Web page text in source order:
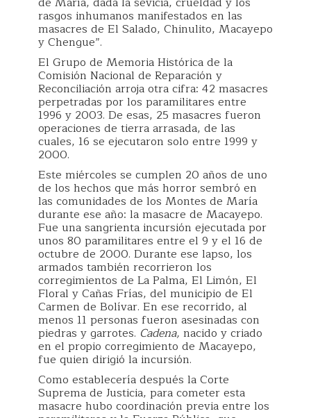
rasgos inhumanos manifestados en las
masacres de El Salado, Chinulito, Macayepo
y Chengue”.
El Grupo de Memoria Histórica de la
Comisión Nacional de Reparación y
Reconciliación arroja otra cifra: 42 masacres
perpetradas por los paramilitares entre
1996 y 2003. De esas, 25 masacres fueron
operaciones de tierra arrasada, de las
cuales, 16 se ejecutaron solo entre 1999 y
2000.
Este miércoles se cumplen 20 años de uno
de los hechos que más horror sembró en
las comunidades de los Montes de María
durante ese año: la masacre de Macayepo.
Fue una sangrienta incursión ejecutada por
unos 80 paramilitares entre el 9 y el 16 de
octubre de 2000. Durante ese lapso, los
armados también recorrieron los
corregimientos de La Palma, El Limón, El
Floral y Cañas Frías, del municipio de El
Carmen de Bolívar. En ese recorrido, al
menos 11 personas fueron asesinadas con
piedras y garrotes. Cadena, nacido y criado
en el propio corregimiento de Macayepo,
fue quien dirigió la incursión.
Como establecería después la Corte
Suprema de Justicia, para cometer esta
masacre hubo coordinación previa entre los